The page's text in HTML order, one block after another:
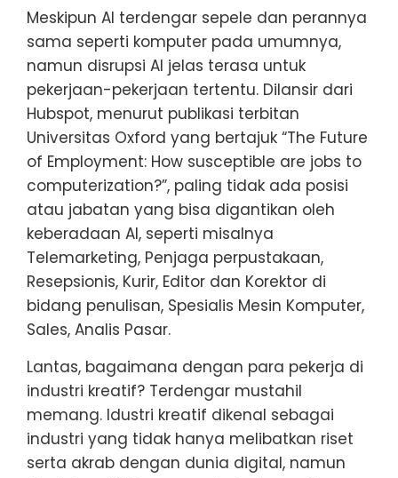
Meskipun AI terdengar sepele dan perannya
sama seperti komputer pada umumnya,
namun disrupsi AI jelas terasa untuk
pekerjaan-pekerjaan tertentu. Dilansir dari
Hubspot, menurut publikasi terbitan
Universitas Oxford yang bertajuk “The Future
of Employment: How susceptible are jobs to
computerization?”, paling tidak ada posisi
atau jabatan yang bisa digantikan oleh
keberadaan AI, seperti misalnya
Telemarketing, Penjaga perpustakaan,
Resepsionis, Kurir, Editor dan Korektor di
bidang penulisan, Spesialis Mesin Komputer,
Sales, Analis Pasar.
Lantas, bagaimana dengan para pekerja di
industri kreatif? Terdengar mustahil
memang. Idustri kreatif dikenal sebagai
industri yang tidak hanya melibatkan riset
serta akrab dengan dunia digital, namun